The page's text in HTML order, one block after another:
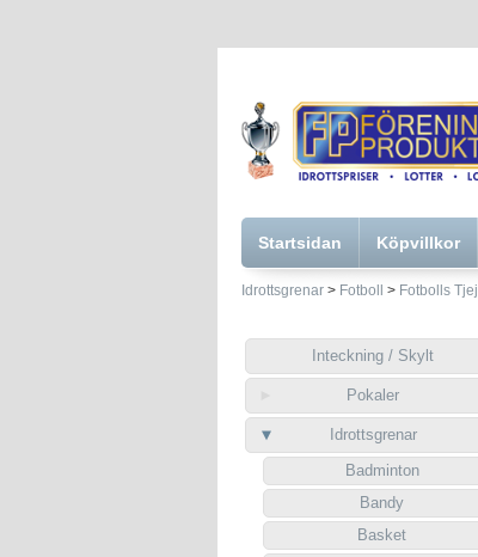
Startsidan Köpvillkor
Idrottsgrenar > Fotboll > Fotbolls Tjej
Inteckning / Skylt
Pokaler
Idrottsgrenar
Badminton
Bandy
Basket